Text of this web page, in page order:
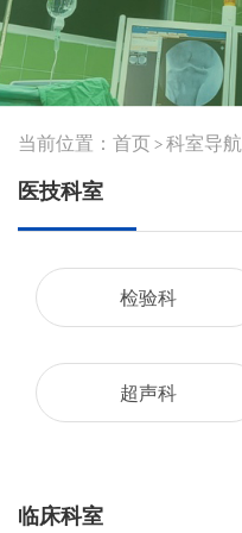
当前位置： 首页 > 科室导航
医技科室
检验科
超声科
临床科室